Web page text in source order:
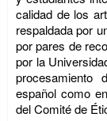
calidad de los
respaldada por
por pares de
por la
español como
del Comité de